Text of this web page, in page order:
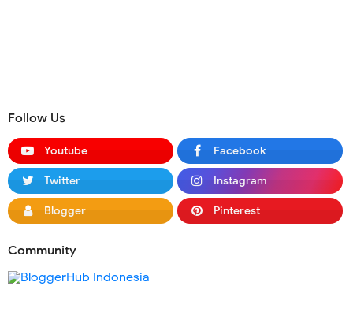
Follow Us
Youtube Facebook
Twitter Instagram
Blogger Pinterest
Community